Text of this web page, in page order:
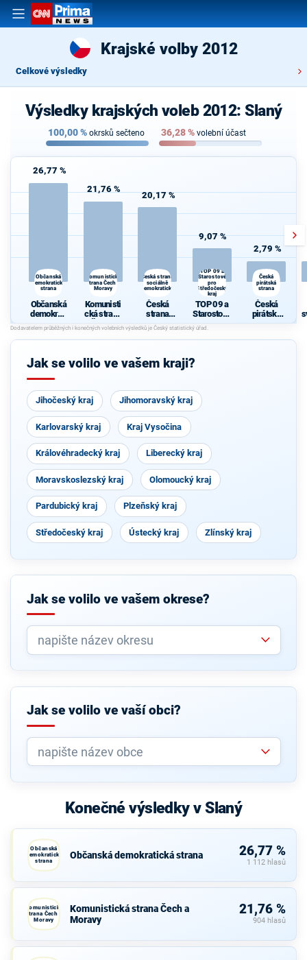
Krajské volby 2012
Celkové výsledky
Výsledky krajských voleb 2012: Slaný
100,00% okrsků sečteno 36,28% volební účast
26,77 %
Občanská
demokratická
strana
Občanská
demokrati
cká strana
21,76 %
Komunistická
strana Čech a
Moravy
Komunisti
cká strana
Čech a
Moravy
20,17 %
Česká strana
sociálně
demokratická
Česká
strana
sociálně
demokrati
cká
9,07 %
TOP 09 a
Starostové
pro
Středočeský
kraj
TOP 09 a
Starostové
pro
Středočes
ký kraj
2,79 %
Česká
pirátská
strana
Česká
pirátská
strana
Jak se volilo ve vašem kraji?
Jihočeský kraj Jihomoravský kraj
Karlovarský kraj Kraj Vysočina
Královéhradecký kraj Liberecký kraj
Moravskoslezský kraj Olomoucký kraj
Pardubický kraj Plzeňský kraj
Středočeský kraj Ústecký kraj Zlínský kraj
Jak se volilo ve vašem okrese?
Jak se volilo ve vaší obci?
Konečné výsledky v Slaný
Občanská
demokratická
strana
Občanská demokratická strana 26,77 %
1 112 hlasů
Komunistická
strana Čech a
Moravy
Komunistická strana Čech a
Moravy
21,76 %
904 hlasů